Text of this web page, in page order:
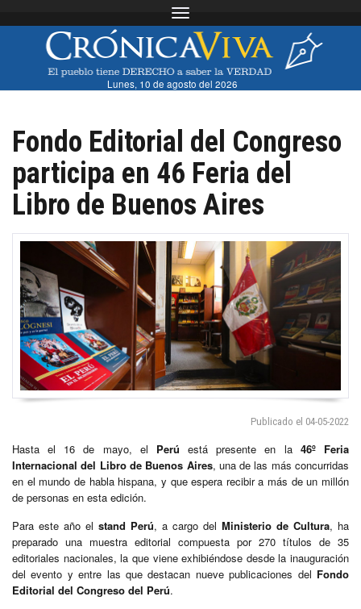
Toggle navigation
Lunes, 10 de agosto del 2026
Fondo Editorial del Congreso
participa en 46 Feria del
Libro de Buenos Aires
Publicado el 04-05-2022
Hasta el 16 de mayo, el Perú está presente en la 46º Feria
Internacional del Libro de Buenos Aires, una de las más concurridas
en el mundo de habla hispana, y que espera recibir a más de un millón
de personas en esta edición.
Para este año el stand Perú, a cargo del Ministerio de Cultura, ha
preparado una muestra editorial compuesta por 270 títulos de 35
editoriales nacionales, la que viene exhibiéndose desde la inauguración
del evento y entre las que destacan nueve publicaciones del Fondo
Editorial del Congreso del Perú.